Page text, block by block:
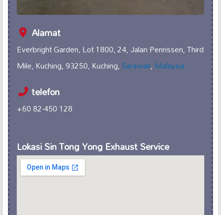
Alamat
Everbright Garden, Lot 1800, 24, Jalan Penrissen, Third
Mile, Kuching, 93250, Kuching,Sarawak,Malaysia
telefon
+60 82-450 128
Lokasi Sin Tong Yong Exhaust Service